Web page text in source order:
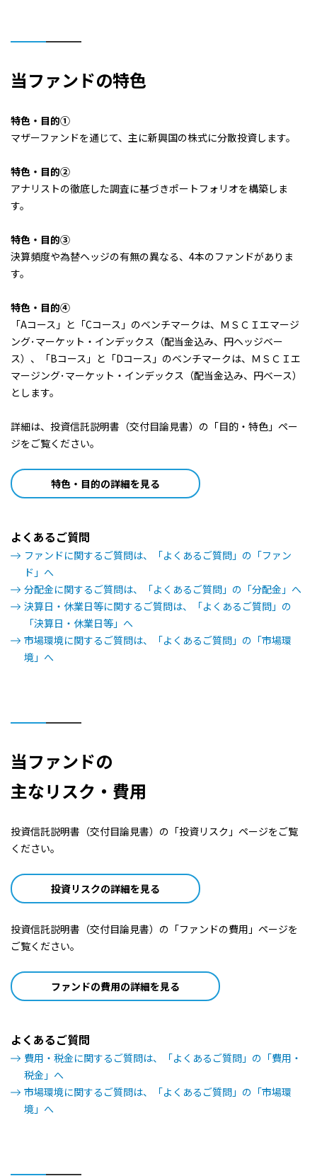
2025/01/28
2024/12/30
2024/11/28
2024/09/30 100円
2024/07/29 100円
2024/05/28 200円
2024/04/30 100円
2024/03/28
2024/02/28 100円
2023/12/28 0円
2023/11/28
2023/10/30
2023/09/28 0円
2023/08/28 0円
2023/04/28
2023/02/28
2023/01/30 0円
2022/11/28
2022/10/28 0円
2022/08/29 0円
2022/07/28 0円
当ファンドの特色
特色・目的①
マザーファンドを通じて、主に新興国の株式に分散投資します。
特色・目的②
アナリストの徹底した調査に基づきポートフォリオを構築しま
す。
特色・目的③
決算頻度や為替ヘッジの有無の異なる、4本のファンドがありま
す。
特色・目的④
「Aコース」と「Cコース」のベンチマークは、ＭＳＣＩエマージ
ング･マーケット・インデックス（配当金込み、円ヘッジベー
ス）、「Bコース」と「Dコース」のベンチマークは、ＭＳＣＩエ
マージング･マーケット・インデックス（配当金込み、円ベース）
とします。
詳細は、投資信託説明書（交付目論見書）の「目的・特色」ペー
ジをご覧ください。
特色・目的の詳細を見る
よくあるご質問
ファンドに関するご質問は、「よくあるご質問」の「ファン
ド」へ
分配金に関するご質問は、「よくあるご質問」の「分配金」へ
決算日・休業日等に関するご質問は、「よくあるご質問」の
「決算日・休業日等」へ
市場環境に関するご質問は、「よくあるご質問」の「市場環
境」へ
当ファンドの
主なリスク・費用
投資信託説明書（交付目論見書）の「投資リスク」ページをご覧
ください。
投資リスクの詳細を見る
投資信託説明書（交付目論見書）の「ファンドの費用」ページを
ご覧ください。
ファンドの費用の詳細を見る
よくあるご質問
費用・税金に関するご質問は、「よくあるご質問」の「費用・
税金」へ
市場環境に関するご質問は、「よくあるご質問」の「市場環
境」へ